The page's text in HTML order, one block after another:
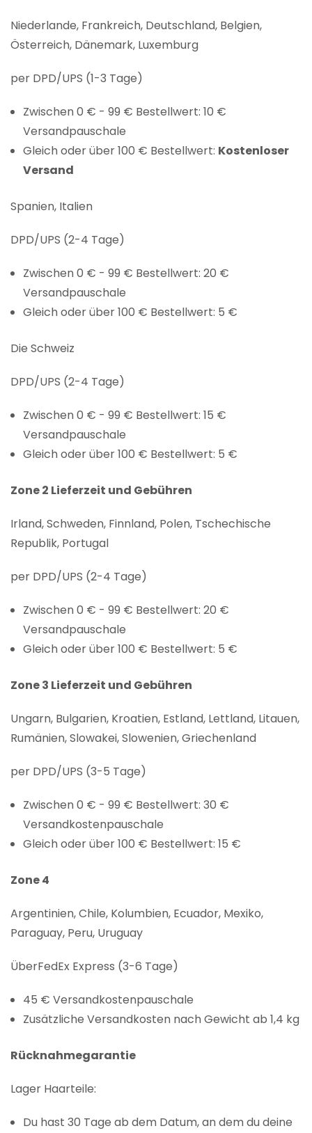
Niederlande, Frankreich, Deutschland, Belgien,
Österreich, Dänemark, Luxemburg
per DPD/UPS (1-3 Tage)
Zwischen 0 € - 99 € Bestellwert: 10 €
Versandpauschale
Gleich oder über 100 € Bestellwert: Kostenloser
Versand
Spanien, Italien
DPD/UPS (2-4 Tage)
Zwischen 0 € - 99 € Bestellwert: 20 €
Versandpauschale
Gleich oder über 100 € Bestellwert: 5 €
Die Schweiz
DPD/UPS (2-4 Tage)
Zwischen 0 € - 99 € Bestellwert: 15 €
Versandpauschale
Gleich oder über 100 € Bestellwert: 5 €
Zone 2 Lieferzeit und Gebühren
Irland, Schweden, Finnland, Polen, Tschechische
Republik, Portugal
per DPD/UPS (2-4 Tage)
Zwischen 0 € - 99 € Bestellwert: 20 €
Versandpauschale
Gleich oder über 100 € Bestellwert: 5 €
Zone 3 Lieferzeit und Gebühren
Ungarn, Bulgarien, Kroatien, Estland, Lettland, Litauen,
Rumänien, Slowakei, Slowenien, Griechenland
per DPD/UPS (3-5 Tage)
Zwischen 0 € - 99 € Bestellwert: 30 €
Versandkostenpauschale
Gleich oder über 100 € Bestellwert: 15 €
Zone 4
Argentinien, Chile, Kolumbien, Ecuador, Mexiko,
Paraguay, Peru, Uruguay
ÜberFedEx Express (3-6 Tage)
45 € Versandkostenpauschale
Zusätzliche Versandkosten nach Gewicht ab 1,4 kg
Rücknahmegarantie
Lager Haarteile:
Du hast 30 Tage ab dem Datum, an dem du deine